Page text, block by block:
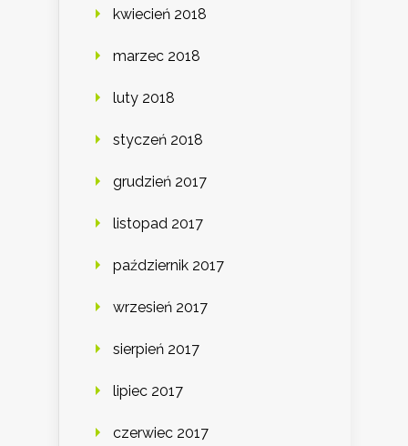
kwiecień 2018
marzec 2018
luty 2018
styczeń 2018
grudzień 2017
listopad 2017
październik 2017
wrzesień 2017
sierpień 2017
lipiec 2017
czerwiec 2017